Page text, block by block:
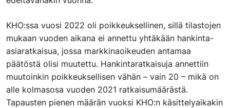
KHO:ssa vuosi 2022 oli poikkeuksellinen, sillä tilastojen
mukaan vuoden aikana ei annettu yhtäkään hankinta-
asiaratkaisua, jossa markkinaoikeuden antamaa
päätöstä olisi muutettu. Hankintaratkaisuja annettiin
muutoinkin poikkeuksellisen vähän – vain 20 – mikä on
alle kolmasosa vuoden 2021 ratkaisumäärästä.
Tapausten pienen määrän vuoksi KHO:n käsittelyaikakin